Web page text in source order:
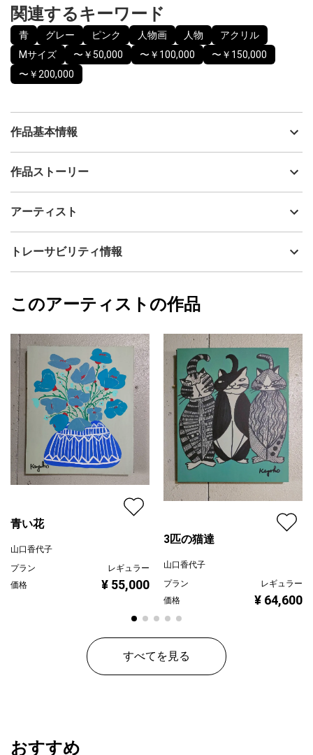
関連するキーワード
青 グレー ピンク 人物画 人物
アクリル
Mサイズ
〜￥50,000 〜￥100,000
〜￥150,000
〜￥200,000
作品基本情報
出品者
制作年
アクリル
カラー
青
ジャンル
人物画
配送目安
二週間以内
作品ストーリー
表面は味わいのある質感で、部分的に艶感があり、光の加減によ
了承くださいませ。
アーティスト
山口香代子
フォローする
トレーサビリティ情報
山口香代子
このアーティストの作品
青い花
山口香代子
プラン
レギュラー
価格
¥ 55,000
3匹の猫達
山口香代子
プラン
レギュラー
価格
¥ 64,600
すべてを見る
おすすめ